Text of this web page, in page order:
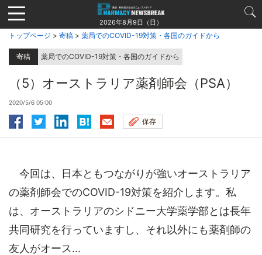
Jump
to
navigation
2026年8月9日（日）
トップページ > 寄稿 > 薬局でのCOVID-19対策・各国のガイドから
寄稿 薬局でのCOVID-19対策・各国のガイドから
（5）オーストラリア薬剤師会（PSA）
2020/5/6 05:00
保存
今回は、日本ともつながりが強いオーストラリア
の薬剤師会でのCOVID-19対策を紹介します。私
は、オーストラリアのシドニー大学薬学部とは長年
共同研究を行っていますし、それ以外にも薬剤師の
友人がオース...